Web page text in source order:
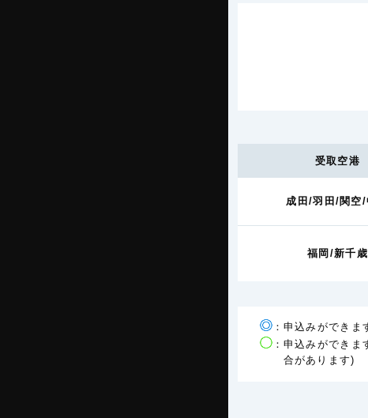
受取空港
成田/羽田/関空/
福岡/新千歳
：申込みができま
：申込みができま
合があります)